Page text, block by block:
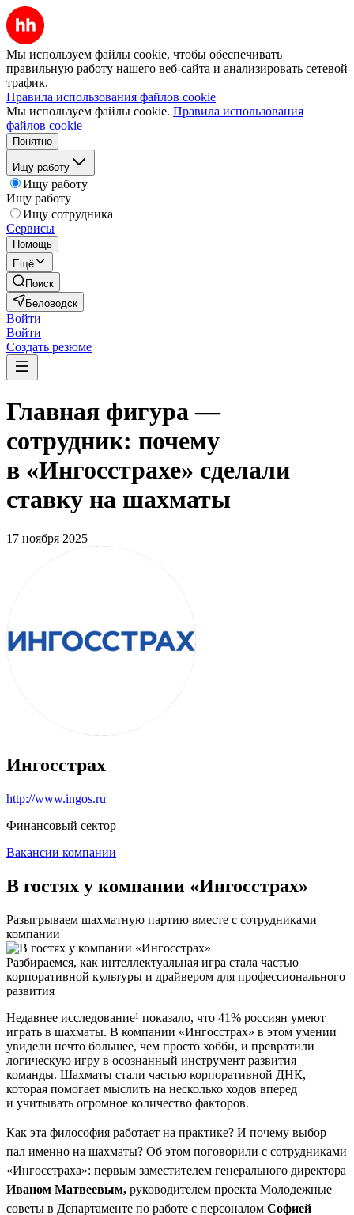
Мы используем файлы cookie, чтобы обеспечивать
правильную работу нашего веб-сайта и анализировать сетевой
трафик.
Правила использования файлов cookie
Мы используем файлы cookie. Правила использования
файлов cookie
Понятно
Ищу работу
Ищу работу
Ищу работу
Ищу сотрудника
Сервисы
Помощь
Ещё
Поиск
Беловодск
Войти
Войти
Создать резюме
Главная фигура —
сотрудник: почему
в «Ингосстрахе» сделали
ставку на шахматы
17 ноября 2025
Ингосстрах
http://www.ingos.ru
Финансовый сектор
Вакансии компании
В гостях у компании «Ингосстрах»
Разыгрываем шахматную партию вместе с сотрудниками
компании
Разбираемся, как интеллектуальная игра стала частью
корпоративной культуры и драйвером для профессионального
развития
Недавнее исследование¹ показало, что 41% россиян умеют
играть в шахматы. В компании «Ингосстрах» в этом умении
увидели нечто большее, чем просто хобби, и превратили
логическую игру в осознанный инструмент развития
команды. Шахматы стали частью корпоративной ДНК,
которая помогает мыслить на несколько ходов вперед
и учитывать огромное количество факторов.
Как эта философия работает на практике? И почему выбор
пал именно на шахматы? Об этом поговорили с сотрудниками
«Ингосстраха»: первым заместителем генерального директора
Иваном Матвеевым, руководителем проекта Молодежные
советы в Департаменте по работе с персоналом Софией